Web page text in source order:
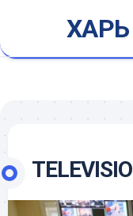
content
ХАРЬ